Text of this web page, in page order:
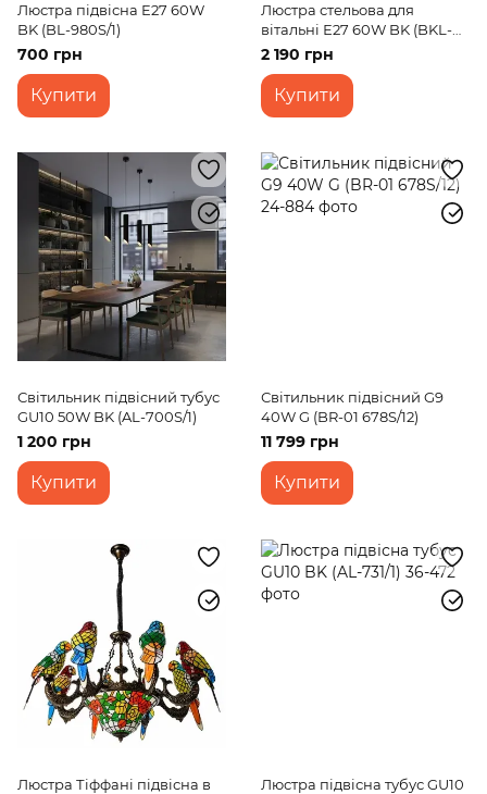
Люстра підвісна E27 60W
BK (BL-980S/1)
700 грн
Купити
Люстра стельова для
вітальні Е27 60W BK (BKL-
911S/4)
2 190 грн
Купити
Світильник підвісний тубус
GU10 50W BK (AL-700S/1)
1 200 грн
Купити
Світильник підвісний G9
40W G (BR-01 678S/12)
11 799 грн
Купити
Люстра Тіффані підвісна в
Люстра підвісна тубус GU10